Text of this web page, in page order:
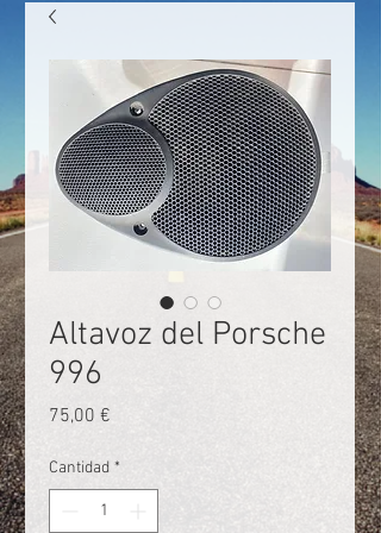
Altavoz del Porsche
996
75,00 €
Cantidad *